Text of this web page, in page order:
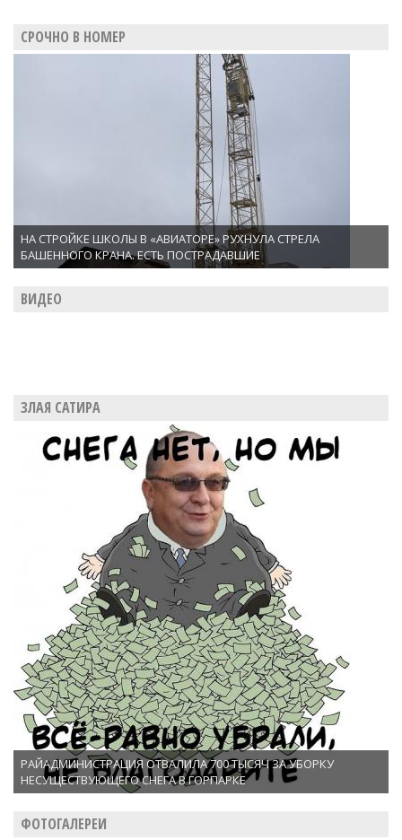
СРОЧНО В НОМЕР
НА СТРОЙКЕ ШКОЛЫ В «АВИАТОРЕ» РУХНУЛА СТРЕЛА
БАШЕННОГО КРАНА. ЕСТЬ ПОСТРАДАВШИЕ
ВИДЕО
ЗЛАЯ САТИРА
РАЙАДМИНИСТРАЦИЯ ОТВАЛИЛА 700 ТЫСЯЧ ЗА УБОРКУ
НЕСУЩЕСТВУЮЩЕГО СНЕГА В ГОРПАРКЕ
ФОТОГАЛЕРЕИ